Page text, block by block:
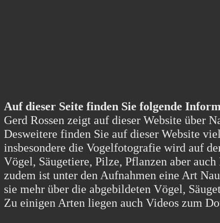
Auf dieser Seite finden Sie folgende
Gerd Rossen zeigt auf dieser Website über
Desweitere finden Sie auf dieser Website
insbesondere die Vogelfotografie wird auf
Vögel, Säugetiere, Pilze, Pflanzen aber
zudem ist unter den Aufnahmen eine Art
sie mehr über die abgebildeten Vögel,
Zu einigen Arten liegen auch Videos zum